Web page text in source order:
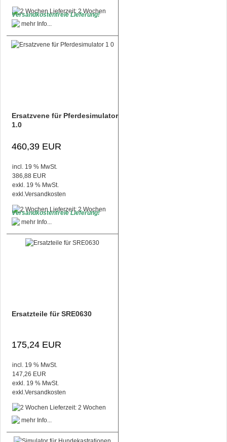
Lieferzeit: 2 Wochen
Versandkostenfreie Lieferung!
Ersatzvene für Pferdesimulator
1.0
460,39 EUR
incl. 19 % MwSt.
386,88 EUR
exkl. 19 % MwSt.
exkl.Versandkosten
Lieferzeit: 2 Wochen
Versandkostenfreie Lieferung!
Ersatzteile für SRE0630
175,24 EUR
incl. 19 % MwSt.
147,26 EUR
exkl. 19 % MwSt.
exkl.Versandkosten
Lieferzeit: 2 Wochen